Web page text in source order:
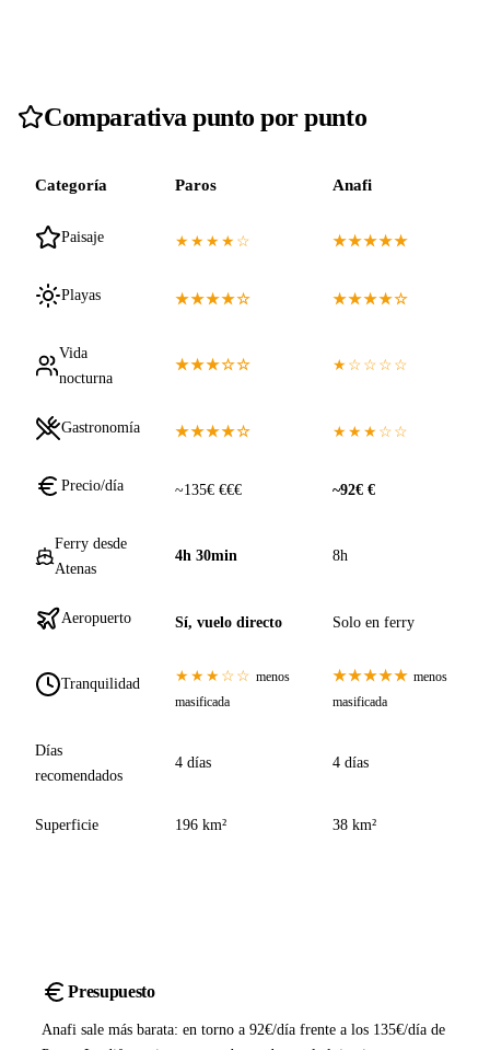
Comparativa punto por punto
Categoría Paros Anafi
Paisaje ★★★★☆ ★★★★★
Playas ★★★★☆ ★★★★☆
Vida
nocturna
★★★☆☆ ★☆☆☆☆
Gastronomía ★★★★☆ ★★★☆☆
Precio/día ~135€ €€€ ~92€ €
Ferry desde
Atenas
4h 30min 8h
Aeropuerto Sí, vuelo directo Solo en ferry
Tranquilidad ★★★☆☆ menos
masificada
★★★★★ menos
masificada
Días
recomendados
4 días 4 días
Superficie 196 km² 38 km²
Presupuesto
Anafi sale más barata: en torno a 92€/día frente a los 135€/día de